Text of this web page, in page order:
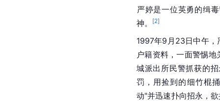
严婷是一位英勇的缉
[2]
1997年9月23日中午，
户籍资料，一面警惕
城派出所民警抓获的
罚，用捡到的细竹棍
动"并迅速扑向招永，